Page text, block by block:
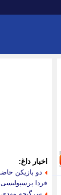
اخبار داغ:
دو بازیکن
فردا